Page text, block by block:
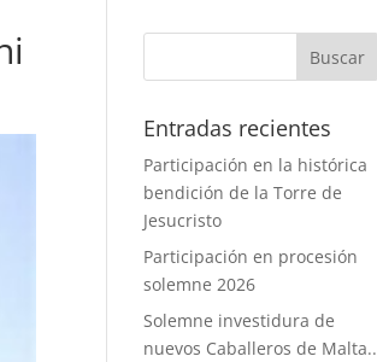
Entradas recientes
Participación en la histórica
bendición de la Torre de
Jesucristo
Participación en procesión
solemne 2026
Solemne investidura de
nuevos Caballeros de Malta..